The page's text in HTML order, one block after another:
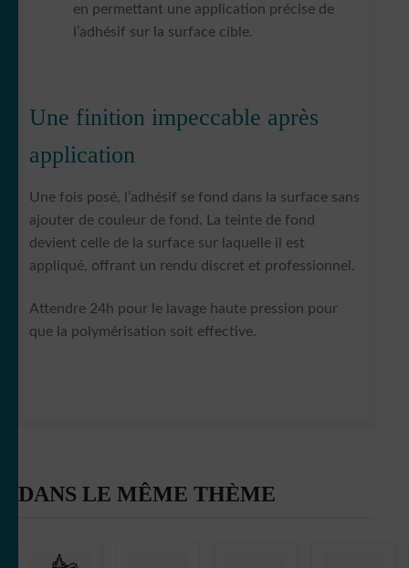
en permettant une application précise de
l’adhésif sur la surface cible.
Une finition impeccable après
application
Une fois posé, l’adhésif se fond dans la surface sans
ajouter de couleur de fond. La teinte de fond
devient celle de la surface sur laquelle il est
appliqué, offrant un rendu discret et professionnel.
Attendre 24h pour le lavage haute pression pour
que la polymérisation soit effective.
DANS LE MÊME THÈME